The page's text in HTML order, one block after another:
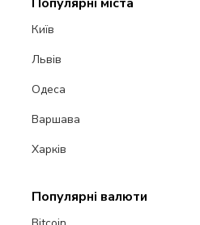
Київ
Львів
Одеса
Варшава
Харків
Популярні валюти